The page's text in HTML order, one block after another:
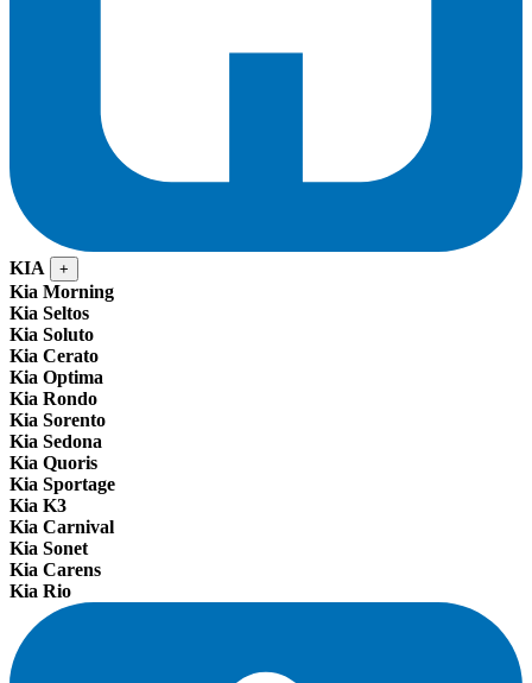
KIA +
Kia Morning
Kia Seltos
Kia Soluto
Kia Cerato
Kia Optima
Kia Rondo
Kia Sorento
Kia Sedona
Kia Quoris
Kia Sportage
Kia K3
Kia Carnival
Kia Sonet
Kia Carens
Kia Rio